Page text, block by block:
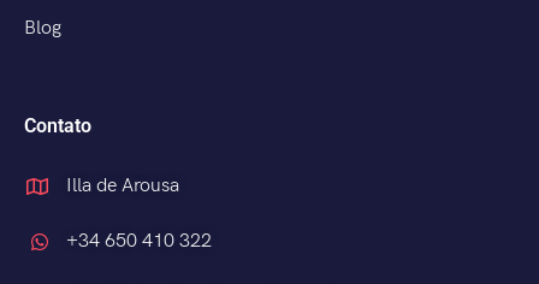
Blog
Contato
Illa de Arousa
+34 650 410 322